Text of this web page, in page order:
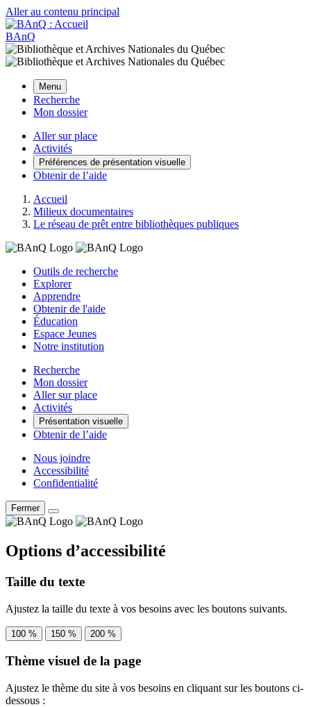
Aller au contenu principal
BAnQ
Menu
Recherche
Mon dossier
Aller sur place
Activités
Préférences de présentation visuelle
Obtenir de l’aide
Accueil
Milieux documentaires
Le réseau de prêt entre bibliothèques publiques
Outils de recherche
Explorer
Apprendre
Obtenir de l'aide
Éducation
Espace Jeunes
Notre institution
Recherche
Mon dossier
Aller sur place
Activités
Présentation visuelle
Obtenir de l’aide
Nous joindre
Accessibilité
Confidentialité
Fermer
Options d’accessibilité
Taille du texte
Ajustez la taille du texte à vos besoins avec les boutons suivants.
100 % 150 % 200 %
Thème visuel de la page
Ajustez le thème du site à vos besoins en cliquant sur les boutons ci-
dessous :